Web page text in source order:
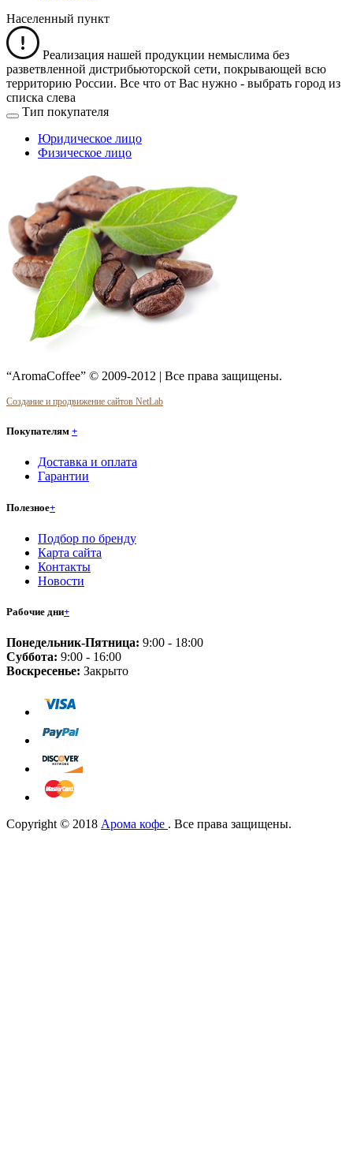
Населенный пункт
Реализация нашей продукции немыслима без
разветвленной дистрибьюторской сети, покрывающей всю
территорию России. Все что от Вас нужно - выбрать город из
списка слева
Тип покупателя
Юридическое лицо
Физическое лицо
“AromaCoffee” © 2009-2012 | Все права защищены.
Создание и продвижение сайтов NetLab
Покупателям +
Доставка и оплата
Гарантии
Полезное+
Подбор по бренду
Карта сайта
Контакты
Новости
Рабочие дни+
Понедельник-Пятница: 9:00 - 18:00
Суббота: 9:00 - 16:00
Воскресенье: Закрыто
Copyright © 2018 Арома кофе . Все права защищены.